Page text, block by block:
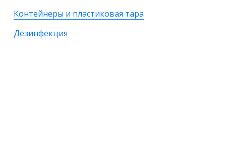
Контейнеры и пластиковая тара
Дезинфекция